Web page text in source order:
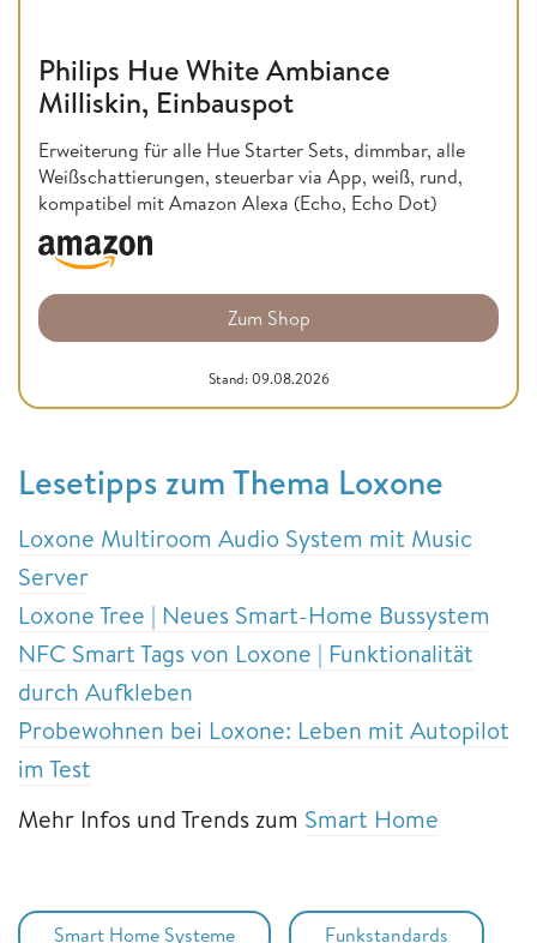
Philips Hue White Ambiance
Milliskin, Einbauspot
Erweiterung für alle Hue Starter Sets, dimmbar, alle
Weißschattierungen, steuerbar via App, weiß, rund,
kompatibel mit Amazon Alexa (Echo, Echo Dot)
Zum Shop
Stand: 09.08.2026
Lesetipps zum Thema Loxone
Loxone Multiroom Audio System mit Music
Server
Loxone Tree | Neues Smart-Home Bussystem
NFC Smart Tags von Loxone | Funktionalität
durch Aufkleben
Probewohnen bei Loxone: Leben mit Autopilot
im Test
Mehr Infos und Trends zum Smart Home
Smart Home Systeme Funkstandards